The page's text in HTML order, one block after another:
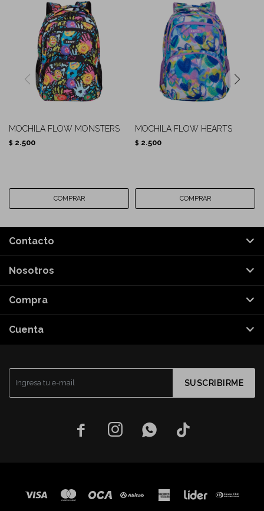
MOCHILA FLOW MONSTERS
$ 2.500
MOCHILA FLOW HEARTS
$ 2.500
SUSCRIBIRME
   
Contacto
Nosotros
Compra
Cuenta